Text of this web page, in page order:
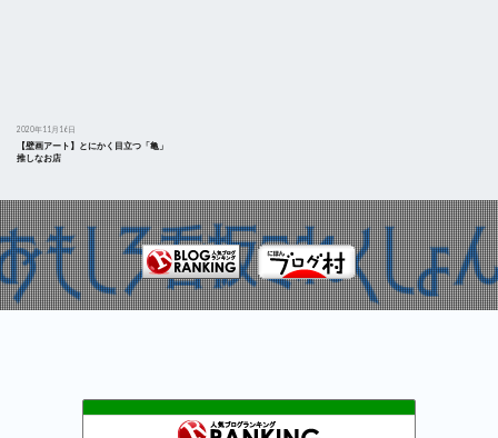
2020年11月16日
【壁画アート】とにかく目立つ「亀」
推しなお店